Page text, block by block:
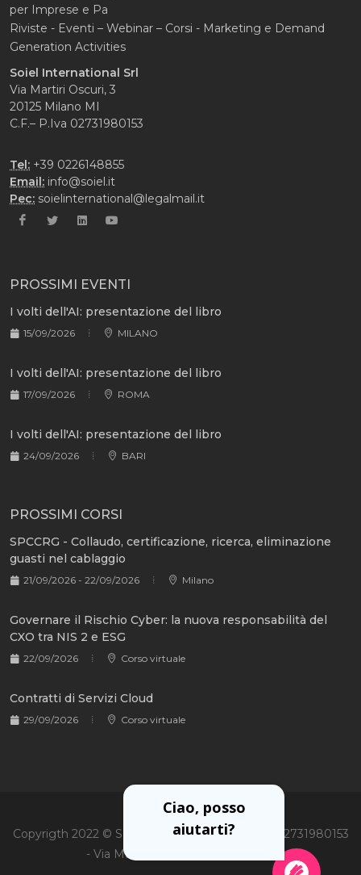
per Imprese e Pa
Riviste - Eventi – Webinar – Corsi - Marketing e Demand
Generation Activities
Soiel International Srl
Via Martiri Oscuri, 3
20125 Milano MI
C.F.– P.Iva 02731980153
Tel: +39 0226148855
Email: info@soiel.it
Pec: soielinternational@legalmail.it
PROSSIMI EVENTI
I volti dell'AI: presentazione del libro
15/09/2026 MILANO
I volti dell'AI: presentazione del libro
17/09/2026 ROMA
I volti dell'AI: presentazione del libro
24/09/2026 BARI
PROSSIMI CORSI
SPCCRG - Collaudo, certificazione, ricerca, eliminazione
guasti nel cablaggio
21/09/2026 - 22/09/2026 Milano
Governare il Rischio Cyber: la nuova responsabilità del
CXO tra NIS 2 e ESG
22/09/2026 Corso virtuale
Contratti di Servizi Cloud
29/09/2026 Corso virtuale
Copyrigth 2022 © Soiel International Srl - P.Iva 02731980153
- Via Martiri Oscuri 3, 20125 Milano
Ciao, posso
aiutarti?